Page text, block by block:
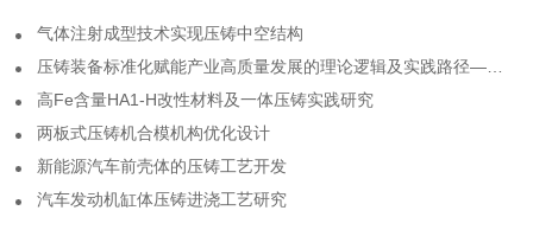
气体注射成型技术实现压铸中空结构
​压铸装备标准化赋能产业高质量发展的理论逻辑及实践路径——基于力劲集团标准化实践历程的回顾
高Fe含量HA1-H改性材料及一体压铸实践研究
两板式压铸机合模机构优化设计
​新能源汽车前壳体的压铸工艺开发
​汽车发动机缸体压铸进浇工艺研究